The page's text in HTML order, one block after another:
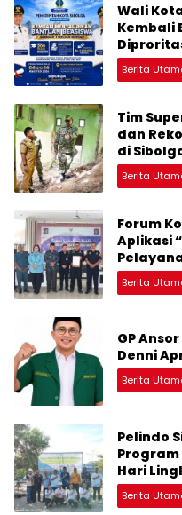
Wali
Kembali
Bencana
Berita
Tim
dan
di
Berita
Forum
Aplikasi
Berita
GP
Denni
Berita
Pelindo
Hari
Berita